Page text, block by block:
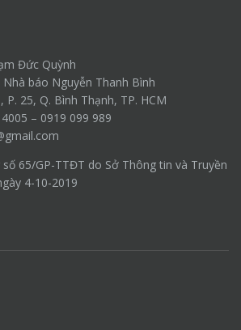
Đức Quỳnh
báo Nguyễn Thanh Bình
25, Q. Bình Thạnh, TP. HCM
– 0919 099 989
65/GP-TTĐT do Sở Thông tin và Truyền
4-10-2019